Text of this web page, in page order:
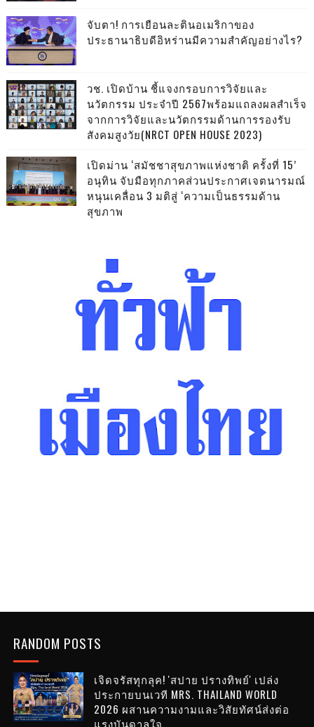
จับตา! การเยือนละตินอเมริกาของ
ประธานาธิบดีอิหร่านมีความสำคัญอย่างไร?
วช. เปิดบ้าน ชี้แจงกรอบการวิจัยและ
นวัตกรรม ประจำปี 2567พร้อมแถลงผลสำเร็จ
จากการวิจัยและนวัตกรรมด้านการรองรับ
สังคมสูงวัย(NRCT OPEN HOUSE 2023)
เปิดม่าน ‘สมัชชาสุขภาพแห่งชาติ ครั้งที่ 15’
อนุทิน จับมือทุกภาคส่วนประกาศเจตนารมณ์
หนุนเคลื่อน 3 มติสู่ ‘ความเป็นธรรมด้าน
สุขภาพ
RANDOM POSTS
เจิดจรัสทุกลุค! 'สปาย ปรางทิพย์' เปล่ง
ประกายบนเวที MRS. THAILAND WORLD
2026 ผสานความงามและวิสัยทัศน์ส่งต่อ
แรงบันดาลใจ